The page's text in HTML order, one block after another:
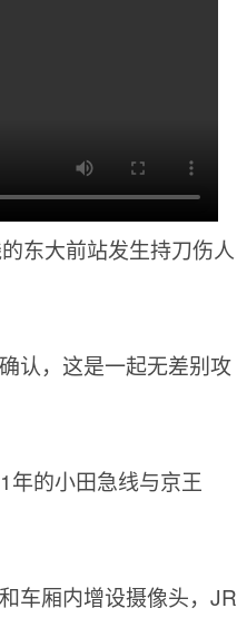
东大前站发生持刀伤人
认，这是一起无差别攻
年的小田急线与京王
车厢内增设摄像头，JR